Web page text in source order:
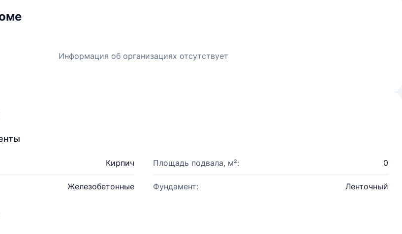
Информация об организациях отсутствует
Кирпич Площадь подвала, м²: 0
Железобетонные Фундамент: Ленточный